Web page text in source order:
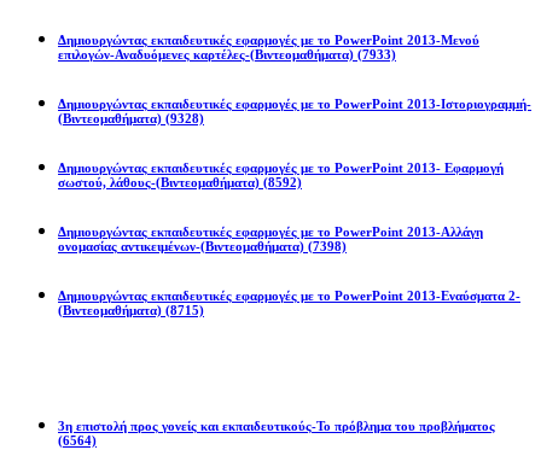
Δημιουργώντας εκπαιδευτικές εφαρμογές με το PowerPoint 2013-Μενού
επιλογών-Αναδυόμενες καρτέλες-(Βιντεομαθήματα) (7933)
Δημιουργώντας εκπαιδευτικές εφαρμογές με το PowerPoint 2013-Ιστοριογραμμή-
(Βιντεομαθήματα) (9328)
Δημιουργώντας εκπαιδευτικές εφαρμογές με το PowerPoint 2013- Εφαρμογή
σωστού, λάθους-(Βιντεομαθήματα) (8592)
Δημιουργώντας εκπαιδευτικές εφαρμογές με το PowerPoint 2013-Αλλάγη
ονομασίας αντικειμένων-(Βιντεομαθήματα) (7398)
Δημιουργώντας εκπαιδευτικές εφαρμογές με το PowerPoint 2013-Εναύσματα 2-
(Βιντεομαθήματα) (8715)
3η επιστολή προς γονείς και εκπαιδευτικούς-Το πρόβλημα του προβλήματος
(6564)